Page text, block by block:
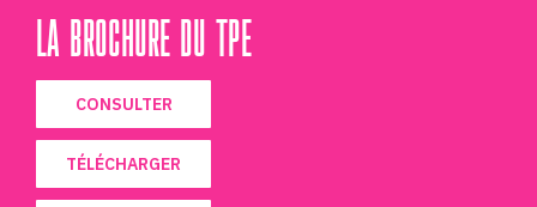
LA BROCHURE DU TPE
CONSULTER
TÉLÉCHARGER